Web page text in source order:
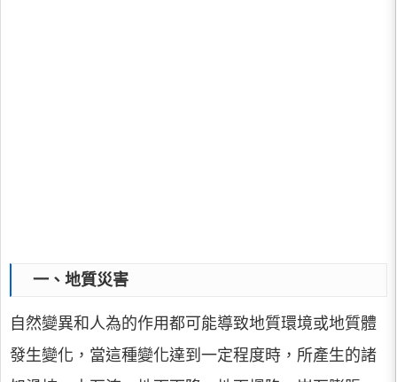
一、地質災害
自然變異和人為的作用都可能導致地質環境或地質體
發生變化，當這種變化達到一定程度時，所產生的諸